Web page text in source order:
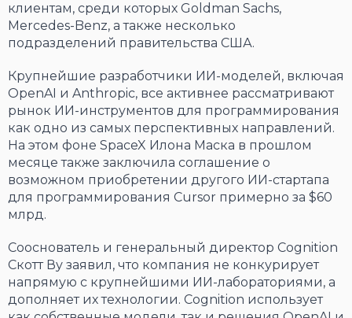
клиентам, среди которых Goldman Sachs,
Mercedes-Benz, а также несколько
подразделений правительства США.
Крупнейшие разработчики ИИ-моделей, включая
OpenAI и Anthropic, все активнее рассматривают
рынок ИИ-инструментов для программирования
как одно из самых перспективных направлений.
На этом фоне SpaceX Илона Маска в прошлом
месяце также заключила соглашение о
возможном приобретении другого ИИ-стартапа
для программирования Cursor примерно за $60
млрд.
Сооснователь и генеральный директор Cognition
Скотт Ву заявил, что компания не конкурирует
напрямую с крупнейшими ИИ-лабораториями, а
дополняет их технологии. Cognition использует